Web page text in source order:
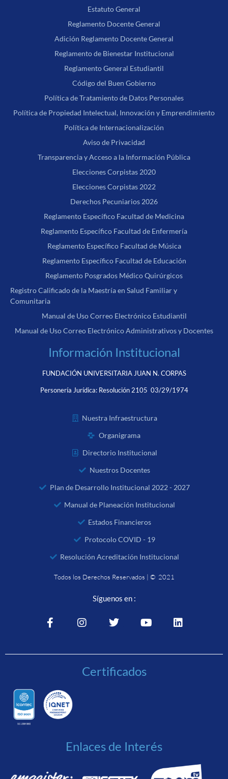
Estatuto General
Reglamento Docente General
Adición Reglamento Docente General
Reglamento de Bienestar Institucional
Reglamento General Estudiantil
Código del Buen Gobierno
Política de Tratamiento de Datos Personales
Política de Propiedad Intelectual, Innovación y Emprendimiento
Política de Internacionalización
Aviso de Privacidad
Transparencia y Acceso a la Información Pública
Elecciones Corpistas 2020
Elecciones Corpistas 2022
Derechos Pecuniarios 2026
Reglamento Específico Facultad de Medicina
Reglamento Específico Facultad de Enfermería
Reglamento Específico Facultad de Música
Reglamento Específico Facultad de Educación
Reglamento Posgrados Médico Quirúrgicos
Registro Calificado de la Maestría en Salud Familiar y
Comunitaria
Manual de Uso Correo Electrónico Estudiantil
Manual de Uso Correo Electrónico Administrativos y Docentes
Información Institucional
FUNDACIÓN UNIVERSITARIA JUAN N. CORPAS
Personería Jurídica: Resolución 2105 03/29/1974
Nuestra Infraestructura
Organigrama
Directorio Institucional
Nuestros Docentes
Plan de Desarrollo Institucional 2022 - 2027
Manual de Planeación Institucional
Estados Financieros
Protocolo COVID - 19
Resolución Acreditación Institucional
Todos los Derechos Reservados | © 2021
Síguenos en :
Certificados
Enlaces de Interés